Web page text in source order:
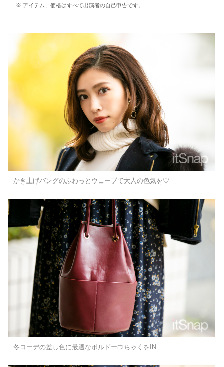
アイテム、価格はすべて出演者の自己申告です。
かき上げバングのふわっとウェーブで大人の色気を♡
冬コーデの差し色に最適なボルドー巾ちゃくをIN